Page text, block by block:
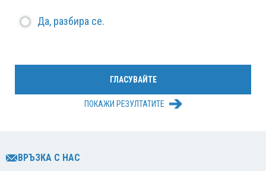
Да, разбира се.
ПОКАЖИ РЕЗУЛТАТИТЕ
ВРЪЗКА С НАС